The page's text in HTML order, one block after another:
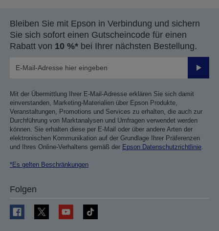
Bleiben Sie mit Epson in Verbindung und sichern
Sie sich sofort einen Gutscheincode für einen
Rabatt von 10 %* bei Ihrer nächsten Bestellung.
Mit der Übermittlung Ihrer E-Mail-Adresse erklären Sie sich damit
einverstanden, Marketing-Materialien über Epson Produkte,
Veranstaltungen, Promotions und Services zu erhalten, die auch zur
Durchführung von Marktanalysen und Umfragen verwendet werden
können. Sie erhalten diese per E-Mail oder über andere Arten der
elektronischen Kommunikation auf der Grundlage Ihrer Präferenzen
und Ihres Online-Verhaltens gemäß der Epson Datenschutzrichtlinie.
*Es gelten Beschränkungen
Folgen